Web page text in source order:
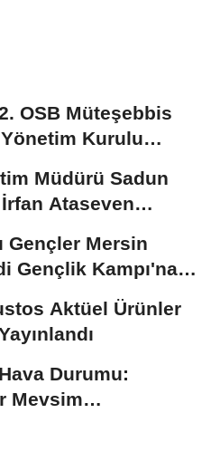
OSB Müteşebbis
Kurulu
Gerçekleştirildi
Müdürü Sadun
İrfan Ataseven
Gençler Mersin
Gençlik Kampı'na
Aktüel Ürünler
Durumu:
Mevsim